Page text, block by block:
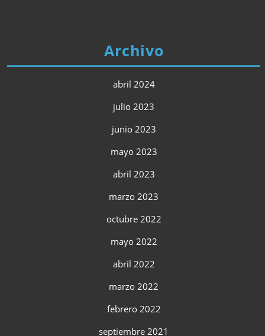
Archivo
abril 2024
julio 2023
junio 2023
mayo 2023
abril 2023
marzo 2023
octubre 2022
mayo 2022
abril 2022
marzo 2022
febrero 2022
septiembre 2021